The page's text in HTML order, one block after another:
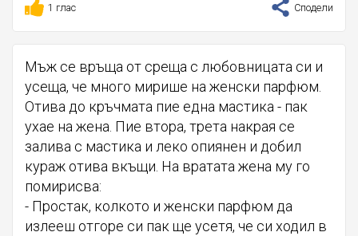
1 глас Сподели
Мъж се връща от среща с любовницата си и
усеща, че много мирише на женски парфюм.
Отива до кръчмата пие една мастика - пак
ухае на жена. Пие втора, трета накрая се
залива с мастика и леко опиянен и добил
кураж отива вкъщи. На вратата жена му го
помирисва:
- Простак, колкото и женски парфюм да
излееш отгоре си пак ще усетя, че си ходил в